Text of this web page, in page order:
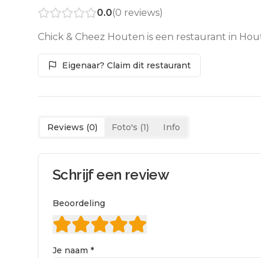
0.0(0 reviews)
Chick & Cheez Houten is een restaurant in
Eigenaar? Claim dit restaurant
Reviews (0) Foto's (1) Info
Schrijf een review
Beoordeling
Je naam *